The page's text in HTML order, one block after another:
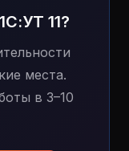
11?
места.
в 3–10